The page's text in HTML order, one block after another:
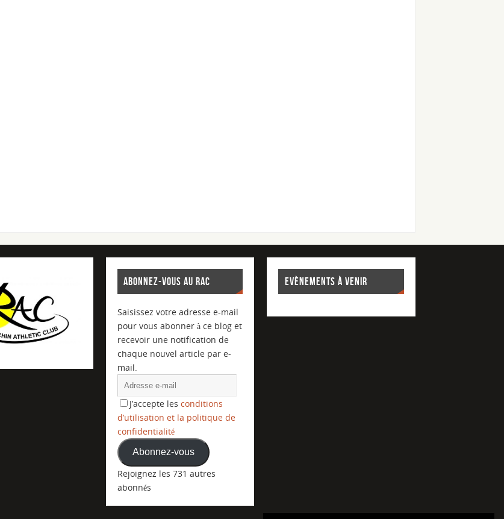
ABONNEZ-VOUS AU RAC
Saisissez votre adresse e-mail
pour vous abonner à ce blog et
recevoir une notification de
chaque nouvel article par e-
mail.
J’accepte les conditions
d’utilisation et la politique de
confidentialité
Abonnez-vous
Rejoignez les 731 autres
abonnés
EVÈNEMENTS À VENIR